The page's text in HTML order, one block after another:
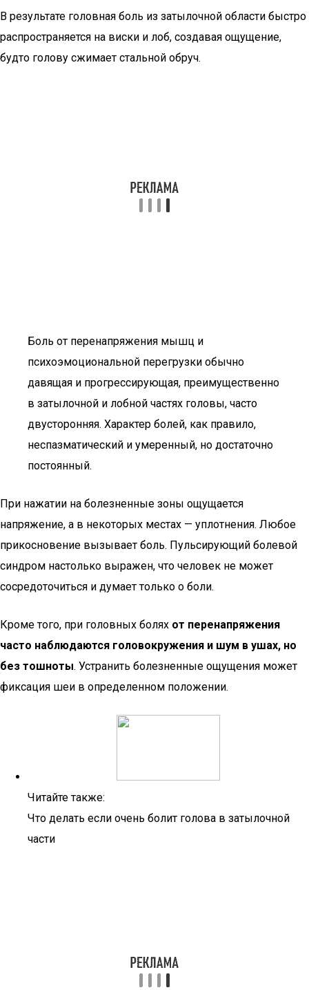
В результате головная боль из затылочной области быстро
распространяется на виски и лоб, создавая ощущение,
будто голову сжимает стальной обруч.
Боль от перенапряжения мышц и
психоэмоциональной перегрузки обычно
давящая и прогрессирующая, преимущественно
в затылочной и лобной частях головы, часто
двусторонняя. Характер болей, как правило,
неспазматический и умеренный, но достаточно
постоянный.
При нажатии на болезненные зоны ощущается
напряжение, а в некоторых местах — уплотнения. Любое
прикосновение вызывает боль. Пульсирующий болевой
синдром настолько выражен, что человек не может
сосредоточиться и думает только о боли.
Кроме того, при головных болях от перенапряжения
часто наблюдаются головокружения и шум в ушах, но
без тошноты. Устранить болезненные ощущения может
фиксация шеи в определенном положении.
Читайте также:
Что делать если очень болит голова в затылочной
части